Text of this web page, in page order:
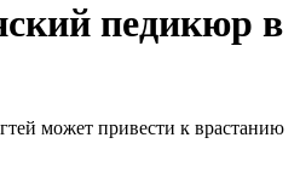
педикюр в
может привести к врастанию